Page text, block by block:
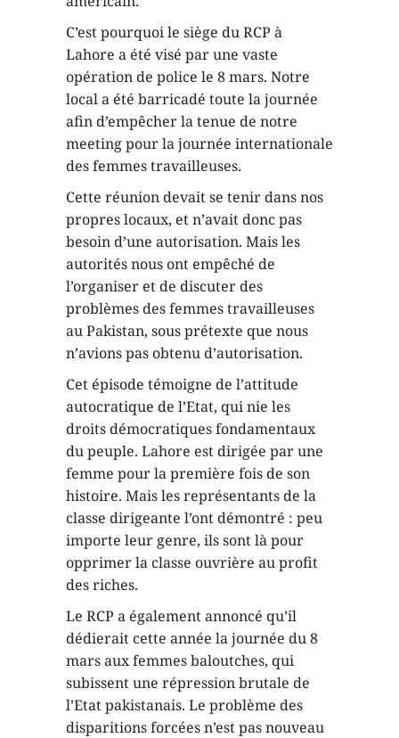
C’est pourquoi le siège du RCP à
Lahore a été visé par une vaste
opération de police le 8 mars. Notre
local a été barricadé toute la journée
afin d’empêcher la tenue de notre
meeting pour la journée internationale
des femmes travailleuses.
Cette réunion devait se tenir dans nos
propres locaux, et n’avait donc pas
besoin d’une autorisation. Mais les
autorités nous ont empêché de
l’organiser et de discuter des
problèmes des femmes travailleuses
au Pakistan, sous prétexte que nous
n’avions pas obtenu d’autorisation.
Cet épisode témoigne de l’attitude
autocratique de l’Etat, qui nie les
droits démocratiques fondamentaux
du peuple. Lahore est dirigée par une
femme pour la première fois de son
histoire. Mais les représentants de la
classe dirigeante l’ont démontré : peu
importe leur genre, ils sont là pour
opprimer la classe ouvrière au profit
des riches.
Le RCP a également annoncé qu’il
dédierait cette année la journée du 8
mars aux femmes baloutches, qui
subissent une répression brutale de
l’Etat pakistanais. Le problème des
disparitions forcées n’est pas nouveau